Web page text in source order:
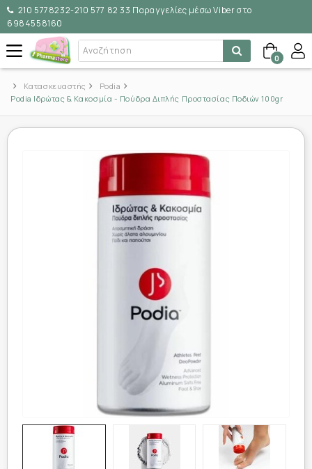
210 5778232-210 577 82 33 Παραγγελίες μέσω Viber στο
6984558160
0
Κατασκευαστής
Podia
Podia Ιδρώτας & Κακοσμία - Πούδρα Διπλής Προστασίας Ποδιών 100gr